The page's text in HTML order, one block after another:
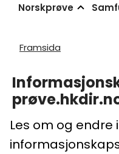
Norskprøve
Framsida
Les om og